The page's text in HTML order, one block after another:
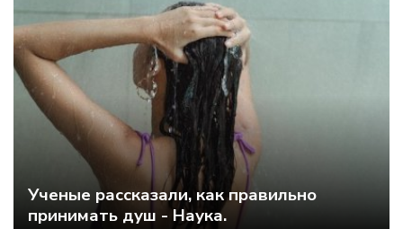
Ученые рассказали, как правильно
принимать душ - Наука.